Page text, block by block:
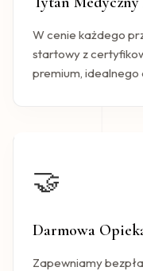
W cenie każdego
startowy z
premium, idealnego
🤝
Darmowa
Zapewniamy